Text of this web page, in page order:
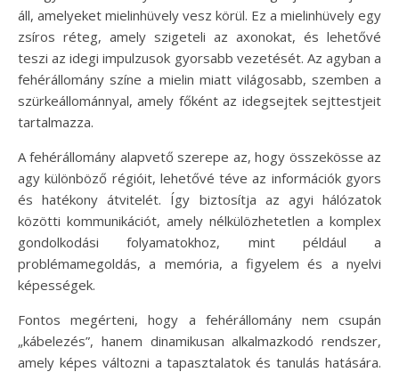
áll, amelyeket mielinhüvely vesz körül. Ez a mielinhüvely egy
zsíros réteg, amely szigeteli az axonokat, és lehetővé
teszi az idegi impulzusok gyorsabb vezetését. Az agyban a
fehérállomány színe a mielin miatt világosabb, szemben a
szürkeállománnyal, amely főként az idegsejtek sejttestjeit
tartalmazza.
A fehérállomány alapvető szerepe az, hogy összekösse az
agy különböző régióit, lehetővé téve az információk gyors
és hatékony átvitelét. Így biztosítja az agyi hálózatok
közötti kommunikációt, amely nélkülözhetetlen a komplex
gondolkodási folyamatokhoz, mint például a
problémamegoldás, a memória, a figyelem és a nyelvi
képességek.
Fontos megérteni, hogy a fehérállomány nem csupán
„kábelezés”, hanem dinamikusan alkalmazkodó rendszer,
amely képes változni a tapasztalatok és tanulás hatására.